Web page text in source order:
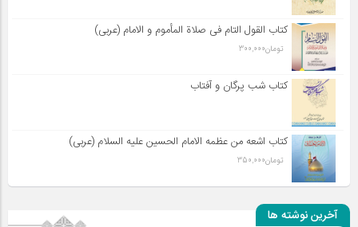
کتاب القول التام فی صلاة المأموم و الامام (عربی)
تومان300,000
کتاب شب پرگان و آفتاب
کتاب اشعه من عظمه الامام الحسین علیه السلام (عربی)
تومان350,000
آخرین نوشته ها